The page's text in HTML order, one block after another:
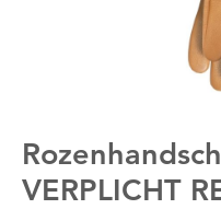
VERPLICHT